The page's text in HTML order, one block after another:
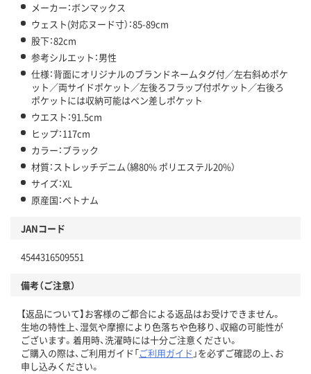
メーカー：ボンマックス
ウェスト(対応ヌード寸）：85-89cm
股下：82cm
参考シルエット：男性
仕様：背面にオリジナルのブランドネームタグ付／左右斜めポケ
ット／両サイドポケット／左後ろフラップ付ポケット／右後ろ
ポケットには収納可能はペン差しポケット
ウエスト：91.5cm
ヒップ：117cm
カラー：ブラック
材質：ストレッチデニム（綿80% ポリエステル20%）
サイズ：XL
原産国：ベトナム
JANコード
4544316509551
備考（ご注意）
【返品について】お客様のご都合による返品はお受けできません。
生地の特性上、湿気や摩擦により色落ちや色移り、収縮の可能性が
ございます。着用時、洗濯時には十分ご注意ください。
ご購入の際は、ご利用ガイド「ご利用ガイド 」を必ずご確認の上、お
申し込みください。